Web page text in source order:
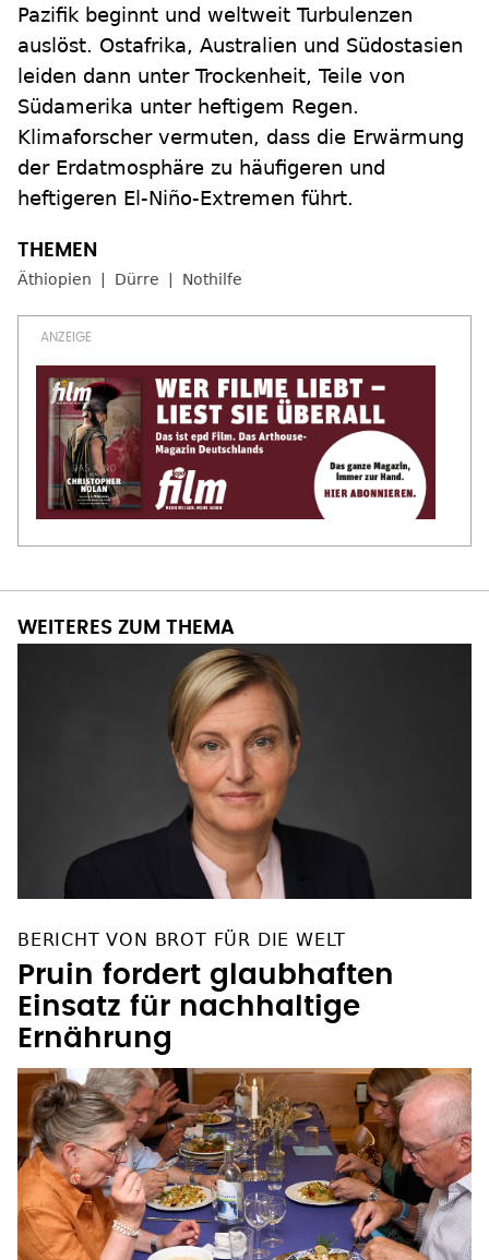
Pazifik beginnt und weltweit Turbulenzen
auslöst. Ostafrika, Australien und Südostasien
leiden dann unter Trockenheit, Teile von
Südamerika unter heftigem Regen.
Klimaforscher vermuten, dass die Erwärmung
der Erdatmosphäre zu häufigeren und
heftigeren El-Niño-Extremen führt.
Äthiopien Dürre Nothilfe
WEITERES ZUM THEMA
BERICHT VON BROT FÜR DIE WELT
Pruin fordert glaubhaften
Einsatz für nachhaltige
Ernährung